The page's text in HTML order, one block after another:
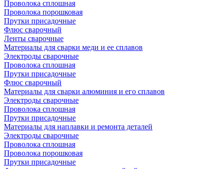
Проволока сплошная
Проволока порошковая
Прутки присадочные
Флюс сварочный
Ленты сварочные
Материалы для сварки меди и ее сплавов
Электроды сварочные
Проволока сплошная
Прутки присадочные
Флюс сварочный
Материалы для сварки алюминия и его сплавов
Электроды сварочные
Проволока сплошная
Прутки присадочные
Материалы для наплавки и ремонта деталей
Электроды сварочные
Проволока сплошная
Проволока порошковая
Прутки присадочные